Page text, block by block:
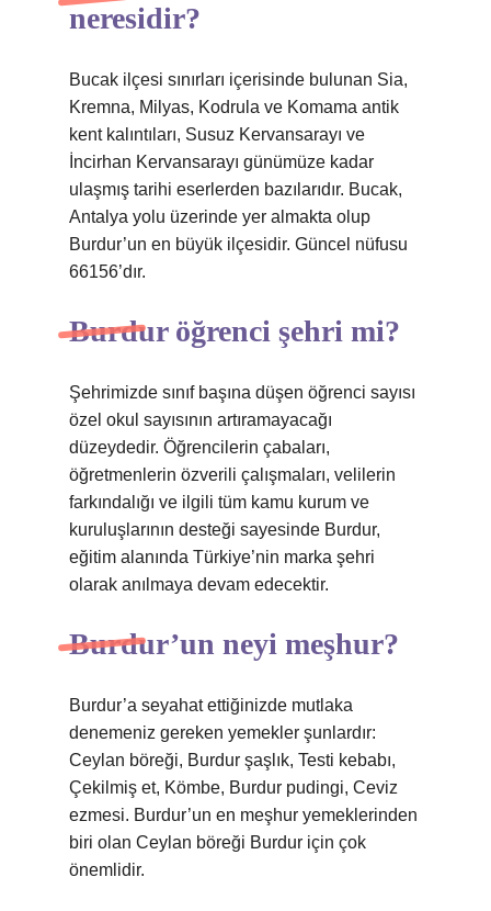
neresidir?
Bucak ilçesi sınırları içerisinde bulunan Sia,
Kremna, Milyas, Kodrula ve Komama antik
kent kalıntıları, Susuz Kervansarayı ve
İncirhan Kervansarayı günümüze kadar
ulaşmış tarihi eserlerden bazılarıdır. Bucak,
Antalya yolu üzerinde yer almakta olup
Burdur’un en büyük ilçesidir. Güncel nüfusu
66156’dır.
Burdur öğrenci şehri mi?
Şehrimizde sınıf başına düşen öğrenci sayısı
özel okul sayısının artıramayacağı
düzeydedir. Öğrencilerin çabaları,
öğretmenlerin özverili çalışmaları, velilerin
farkındalığı ve ilgili tüm kamu kurum ve
kuruluşlarının desteği sayesinde Burdur,
eğitim alanında Türkiye’nin marka şehri
olarak anılmaya devam edecektir.
Burdur’un neyi meşhur?
Burdur’a seyahat ettiğinizde mutlaka
denemeniz gereken yemekler şunlardır:
Ceylan böreği, Burdur şaşlık, Testi kebabı,
Çekilmiş et, Kömbe, Burdur pudingi, Ceviz
ezmesi. Burdur’un en meşhur yemeklerinden
biri olan Ceylan böreği Burdur için çok
önemlidir.